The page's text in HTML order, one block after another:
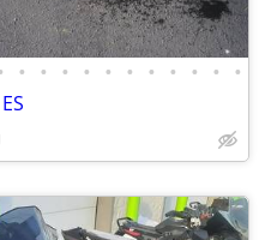
• • • • • • • • • • •